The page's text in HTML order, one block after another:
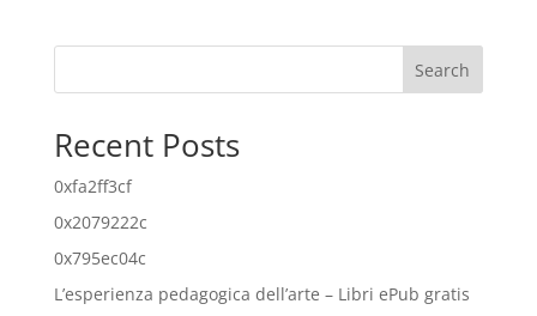
Search
Recent Posts
0xfa2ff3cf
0x2079222c
0x795ec04c
L’esperienza pedagogica dell’arte – Libri ePub gratis